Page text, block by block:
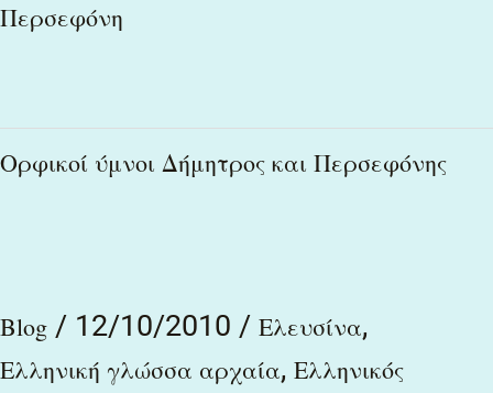
Περσεφόνη
Ορφικοί ύμνοι Δήμητρος και Περσεφόνης
Blog / 12/10/2010 / Ελευσίνα,
Ελληνική γλώσσα αρχαία, Ελληνικός
Ορφικοί
Περσεφόνης